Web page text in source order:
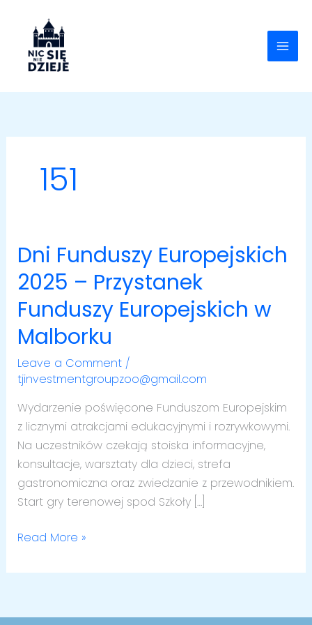
content
151
Dni Funduszy Europejskich
2025 – Przystanek
Funduszy Europejskich w
Malborku
Leave a Comment /
tjinvestmentgroupzoo@gmail.com
Wydarzenie poświęcone Funduszom Europejskim
z licznymi atrakcjami edukacyjnymi i rozrywkowymi.
Na uczestników czekają stoiska informacyjne,
konsultacje, warsztaty dla dzieci, strefa
gastronomiczna oraz zwiedzanie z przewodnikiem.
Start gry terenowej spod Szkoły […]
Dni
Funduszy
Europejskich
2025
–
Przystanek
Funduszy
Europejskich
w
Malborku
Read More »